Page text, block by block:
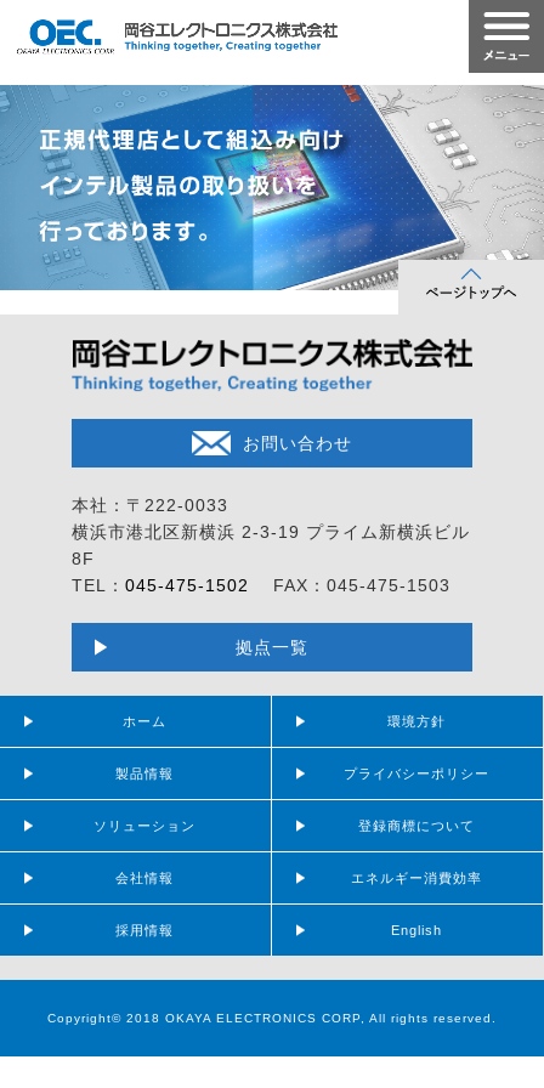
お問い合わせ
本社：〒222-0033
横浜市港北区新横浜 2-3-19 プライム新横浜ビル
8F
TEL： 045-475-1502 FAX：045-475-1503
拠点一覧
ホーム
製品情報
ソリューション
会社情報
採用情報
環境方針
プライバシーポリシー
登録商標について
エネルギー消費効率
English
Copyright© 2018 OKAYA ELECTRONICS CORP, All rights reserved.